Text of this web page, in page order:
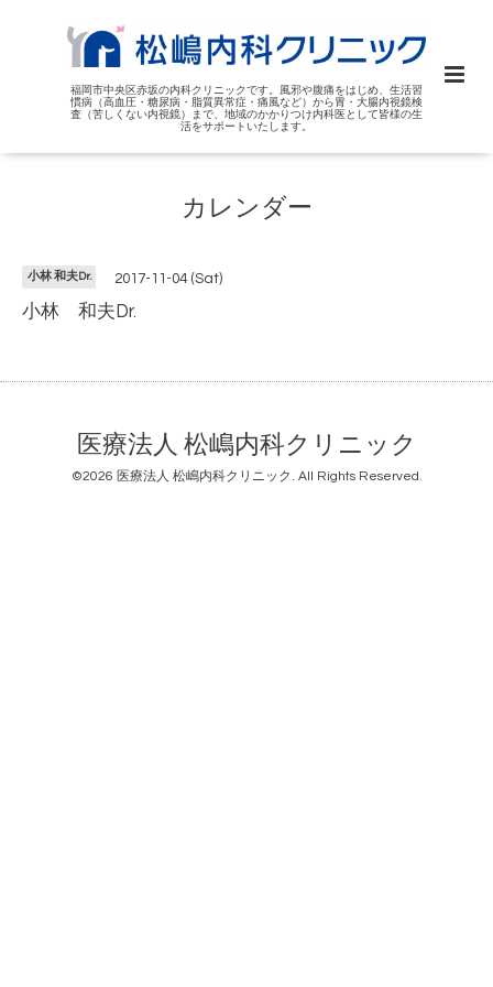
福岡市中央区赤坂の内科クリニックです。風邪や腹痛をはじめ、生活習
慣病（高血圧・糖尿病・脂質異常症・痛風など）から胃・大腸内視鏡検
査（苦しくない内視鏡）まで、地域のかかりつけ内科医として皆様の生
活をサポートいたします。
カレンダー
小林 和夫Dr. 2017-11-04 (Sat)
小林 和夫Dr.
医療法人 松嶋内科クリニック
©2026 医療法人 松嶋内科クリニック . All Rights Reserved.